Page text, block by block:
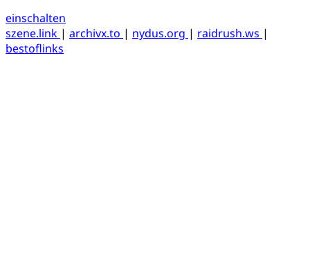
einschalten
szene.link | archivx.to | nydus.org | raidrush.ws |
bestoflinks